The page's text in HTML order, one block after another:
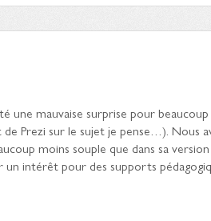
une mauvaise surprise pour
Prezi sur le sujet je pense…). Nous
moins souple que dans sa
intérêt pour des supports